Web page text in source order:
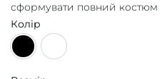
сформувати повний костюм
Колір
BlackMilky